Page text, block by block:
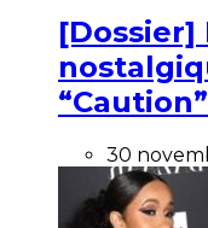
[Dossier]
30